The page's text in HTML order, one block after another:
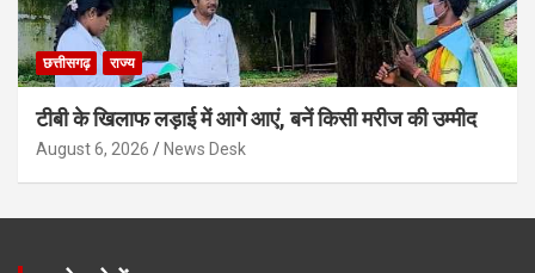
छत्तीसगढ़ राज्य
टीबी के खिलाफ लड़ाई में आगे आएं, बनें किसी मरीज की उम्मीद
August 6, 2026 News Desk